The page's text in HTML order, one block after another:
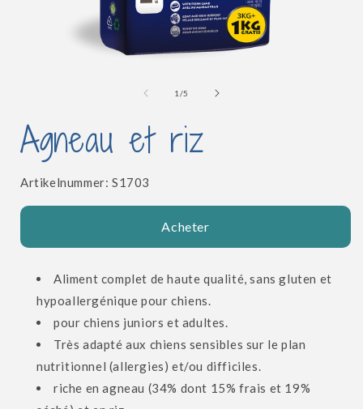
une
fenêtre
modale
1 /de
5
Agneau et riz
Artikelnummer: SKU:
S1703
Acheter
Aliment complet de haute qualité, sans gluten et
hypoallergénique pour chiens.
pour chiens juniors et adultes.
Très adapté aux chiens sensibles sur le plan
nutritionnel (allergies) et/ou difficiles.
riche en agneau (34% dont 15% frais et 19%